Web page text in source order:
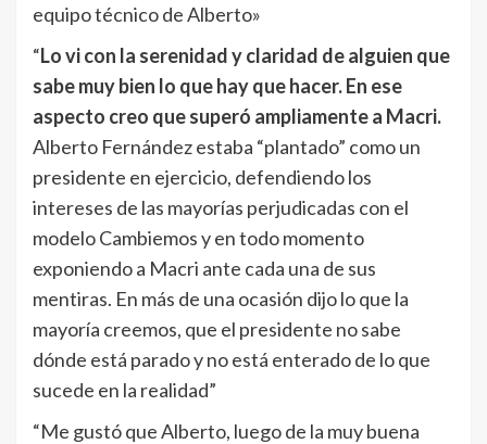
equipo técnico de Alberto»
“Lo vi con la serenidad y claridad de alguien que
sabe muy bien lo que hay que hacer. En ese
aspecto creo que superó ampliamente a Macri.
Alberto Fernández estaba “plantado” como un
presidente en ejercicio, defendiendo los
intereses de las mayorías perjudicadas con el
modelo Cambiemos y en todo momento
exponiendo a Macri ante cada una de sus
mentiras. En más de una ocasión dijo lo que la
mayoría creemos, que el presidente no sabe
dónde está parado y no está enterado de lo que
sucede en la realidad”
“Me gustó que Alberto, luego de la muy buena